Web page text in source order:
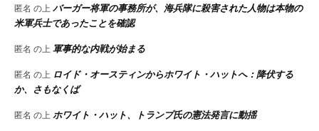
匿名 の上 バーガー将軍の事務所が、海兵隊に殺害された人物は本物の
米軍兵士であったことを確認
匿名 の上 軍事的な内戦が始まる
匿名 の上 ロイド・オースティンからホワイト・ハットへ：降伏する
か、さもなくば
匿名 の上 ホワイト・ハット、トランプ氏の憲法発言に動揺